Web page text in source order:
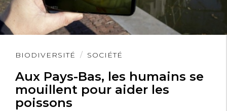
BIODIVERSITÉ SOCIÉTÉ
Aux Pays-Bas, les humains se
mouillent pour aider les
poissons
Lire